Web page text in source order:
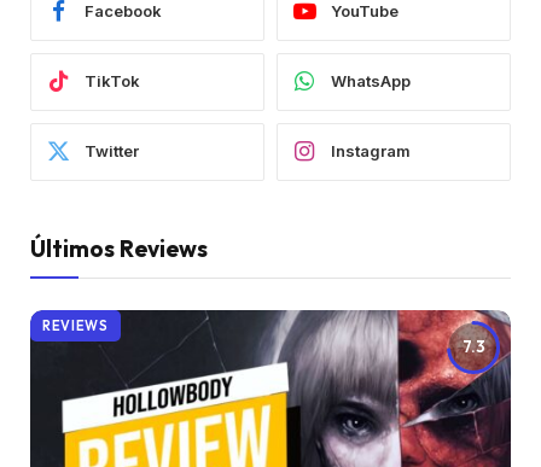
Facebook YouTube
TikTok WhatsApp
Twitter Instagram
Últimos Reviews
7.3
REVIEWS